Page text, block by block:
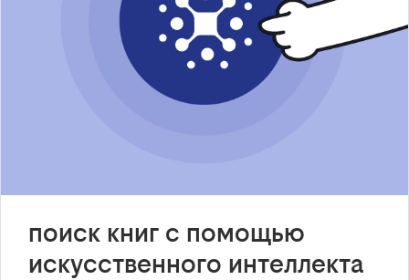
поиск книг с помощью
искусственного интеллекта